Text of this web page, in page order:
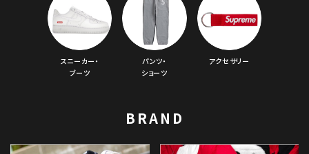
スニーカー・
ブーツ
パンツ・
ショーツ
アクセサリー
BRAND